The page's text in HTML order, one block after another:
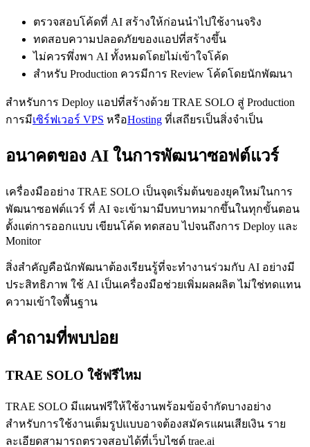
ตรวจสอบโค้ดที่ AI สร้างให้ก่อนนำไปใช้งานจริง
ทดสอบความปลอดภัยของแอปที่สร้างขึ้น
ไม่ควรพึ่งพา AI ทั้งหมดโดยไม่เข้าใจโค้ด
สำหรับ Production ควรมีการ Review โค้ดโดยนักพัฒนา
สำหรับการ Deploy แอปที่สร้างด้วย TRAE SOLO สู่ Production
การมีเซิร์ฟเวอร์ VPS หรือHosting ที่เสถียรเป็นสิ่งจำเป็น
อนาคตของ AI ในการพัฒนาซอฟต์แวร์
เครื่องมืออย่าง TRAE SOLO เป็นจุดเริ่มต้นของยุคใหม่ในการ
พัฒนาซอฟต์แวร์ ที่ AI จะเข้ามามีบทบาทมากขึ้นในทุกขั้นตอน
ตั้งแต่การออกแบบ เขียนโค้ด ทดสอบ ไปจนถึงการ Deploy และ
Monitor
สิ่งสำคัญคือนักพัฒนาต้องเรียนรู้ที่จะทำงานร่วมกับ AI อย่างมี
ประสิทธิภาพ ใช้ AI เป็นเครื่องมือช่วยเพิ่มผลผลิต ไม่ใช่ทดแทน
ความเข้าใจพื้นฐาน
คำถามที่พบบ่อย
TRAE SOLO ใช้ฟรีไหม
TRAE SOLO มีแผนฟรีให้ใช้งานพร้อมข้อจำกัดบางอย่าง
สำหรับการใช้งานเต็มรูปแบบอาจต้องสมัครแผนเสียเงิน ราย
ละเอียดสามารถตรวจสอบได้ที่เว็บไซต์ trae.ai